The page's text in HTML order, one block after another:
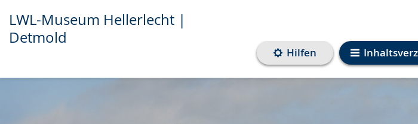
LWL-Museum Hellerlecht |
Detmold
Hilfen